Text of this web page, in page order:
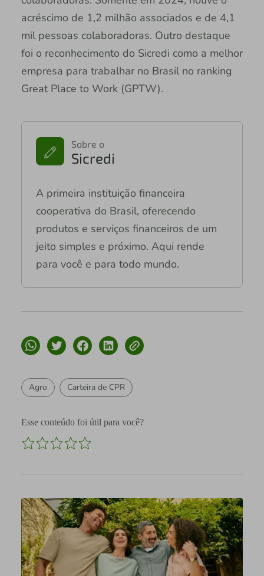
acréscimo de 1,2 milhão associados e de 4,1
mil pessoas colaboradoras. Outro destaque
foi o reconhecimento do Sicredi como a melhor
empresa para trabalhar no Brasil no ranking
Great Place to Work (GPTW).
Sobre o
Sicredi
A primeira instituição financeira
cooperativa do Brasil, oferecendo
produtos e serviços financeiros de um
jeito simples e próximo. Aqui rende
para você e para todo mundo.
Agro Carteira de CPR
Esse conteúdo foi útil para você?